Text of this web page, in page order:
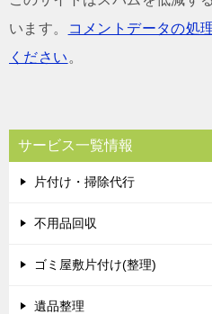
います。
コメントデータの処
ください 。
サービス一覧情報
片付け・掃除代行
不用品回収
ゴミ屋敷片付け(整理)
遺品整理